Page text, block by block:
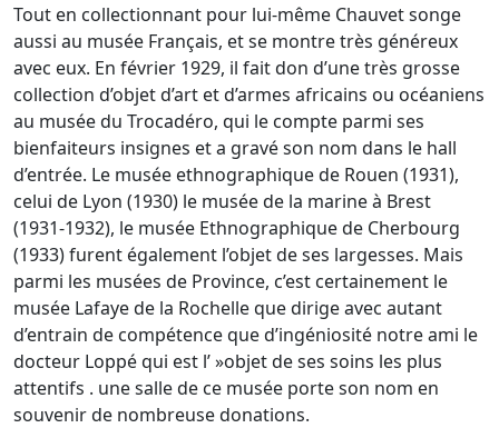
Tout en collectionnant pour lui-même Chauvet songe
aussi au musée Français, et se montre très généreux
avec eux. En février 1929, il fait don d’une très grosse
collection d’objet d’art et d’armes africains ou océaniens
au musée du Trocadéro, qui le compte parmi ses
bienfaiteurs insignes et a gravé son nom dans le hall
d’entrée. Le musée ethnographique de Rouen (1931),
celui de Lyon (1930) le musée de la marine à Brest
(1931-1932), le musée Ethnographique de Cherbourg
(1933) furent également l’objet de ses largesses. Mais
parmi les musées de Province, c’est certainement le
musée Lafaye de la Rochelle que dirige avec autant
d’entrain de compétence que d’ingéniosité notre ami le
docteur Loppé qui est l’ »objet de ses soins les plus
attentifs . une salle de ce musée porte son nom en
souvenir de nombreuse donations.